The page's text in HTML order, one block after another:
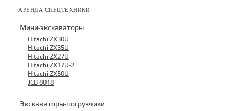
АРЕНДА СПЕЦТЕХНИКИ
Мини-экскаваторы
Hitachi ZX30U
Hitachi ZX35U
Hitachi ZX27U
Hitachi ZX17U-2
Hitachi ZX50U
JCB 8018
Экскаваторы-погрузчики